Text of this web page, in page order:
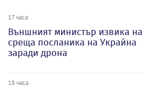
17 часа
Външният министър извика на
среща посланика на Украйна
заради дрона
18 часа